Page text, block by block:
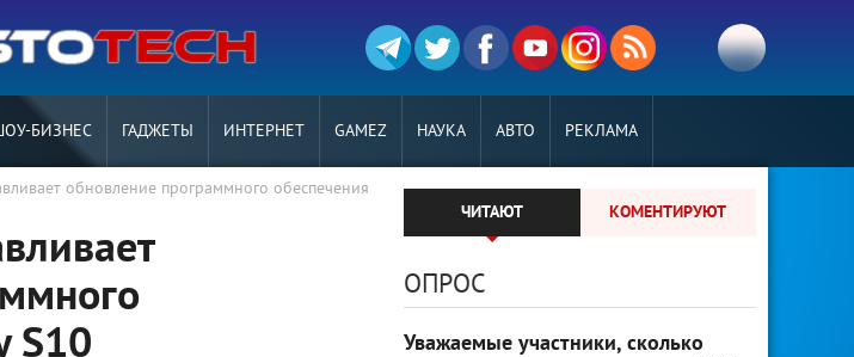
БИЗНЕС ГАДЖЕТЫ ИНТЕРНЕТ GAMEZ НАУКА АВТО РЕКЛАМА
обновление программного обеспечения
ЧИТАЮТ КОМЕНТИРУЮТ
ОПРОС
Уважаемые участники, сколько